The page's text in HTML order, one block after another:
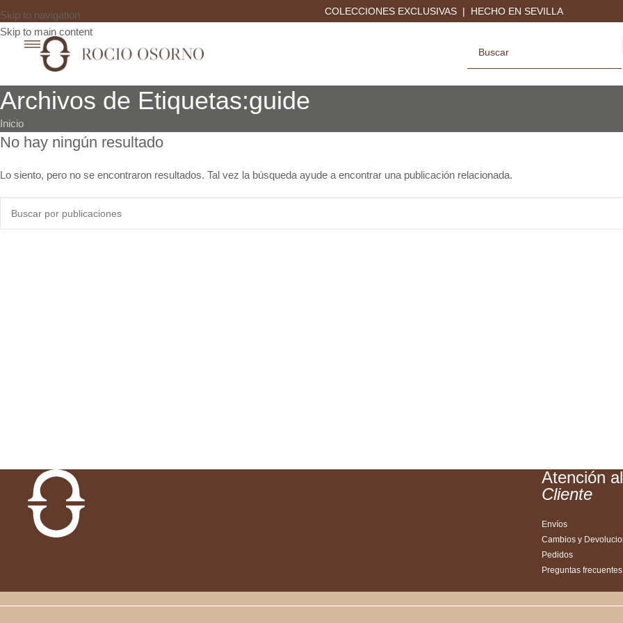
Skip to navigation
Skip to main content
COLECCIONES EXCLUSIVAS | HECHO EN SEVILLA
Archivos de Etiquetas:guide
Inicio
No hay ningún resultado
Lo siento, pero no se encontraron resultados. Tal vez la búsqueda ayude a encontrar una publicación relacionada.
Atención al
Cliente
Envíos
Cambios y
Pedidos
Preguntas frecuentes